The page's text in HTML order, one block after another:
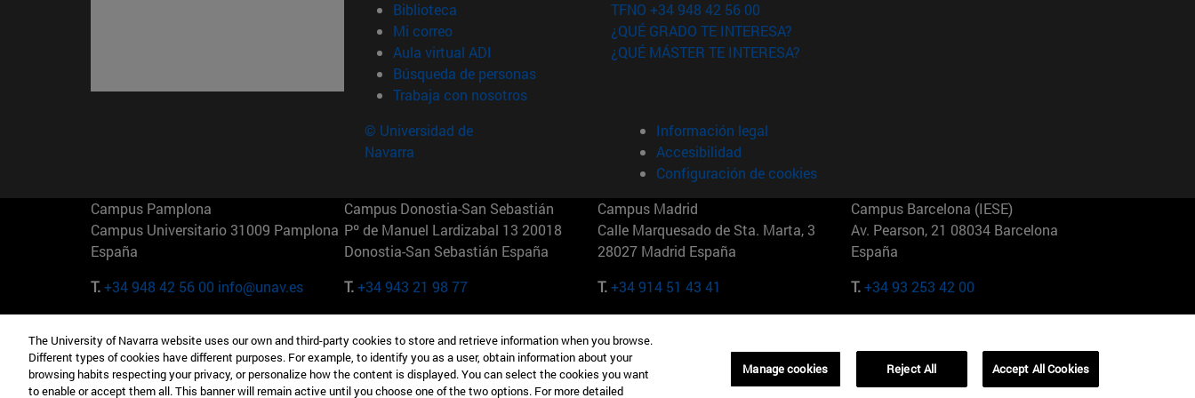
Biblioteca (abre en nueva ventana)
Mi correo(abre en nueva ventana)
Aula virtual ADI (abre en nueva ventana)
Búsqueda de personas(abre en nueva ventana)
Trabaja con nosotros(abre en nueva ventana)
TFNO +34 948 42 56 00
¿QUÉ GRADO TE INTERESA?
¿QUÉ MÁSTER TE INTERESA?
© Universidad de
Navarra
Información legal
Accesibilidad
Configuración de cookies
Campus Pamplona
Campus Universitario 31009 Pamplona
España
T.+34 948 42 56 00 info@unav.es
Campus Donostia-San Sebastián
Pº de Manuel Lardizabal 13 20018
Donostia-San Sebastián España
T.+34 943 21 98 77
Campus Madrid
Calle Marquesado de Sta. Marta, 3
28027 Madrid España
T.+34 914 51 43 41
Campus Barcelona (IESE)
Av. Pearson, 21 08034 Barcelona
España
T.+34 93 253 42 00
Camino del Cerro Águila 3 28023
Madrid España
165 W 57th St 10019-2201 Nueva York
EE.UU
Maria-Theresia-Straße 15 81675
Múnich Alemania
01321001 Bela Vista Brasil
The University of Navarra website uses our own and third-party cookies to store and retrieve information when you browse.
Different types of cookies have different purposes. For example, to identify you as a user, obtain information about your
browsing habits respecting your privacy, or personalize how the content is displayed. You can select the cookies you want
to enable or accept them all. This banner will remain active until you choose one of the two options. For more detailed
Manage cookies Reject All Accept All Cookies